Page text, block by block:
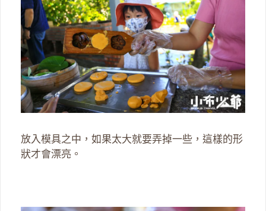
放入模具之中，如果太大就要弄掉一些，這樣的形
狀才會漂亮。